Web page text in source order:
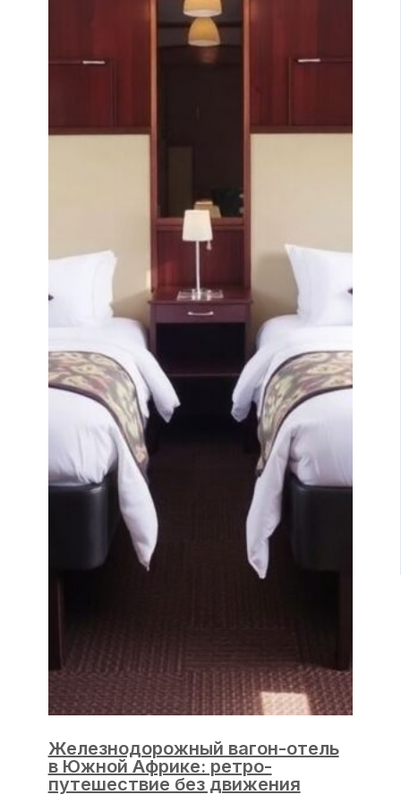
Железнодорожный вагон-отель
в Южной Африке: ретро-
путешествие без движения